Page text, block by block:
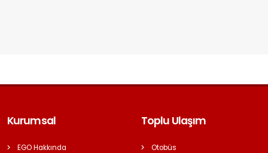
Kurumsal
EGO Hakkında
Toplu Ulaşım
Otobüs